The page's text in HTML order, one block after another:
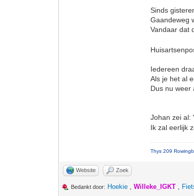
Sinds
Gaandeweg
Vandaar dat
Iedereen
Als je het al
Dus nu weer
Johan zei al:
Ik zal eerlijk
Thys 209
Website Zoek
Bedankt door: Hoekie ,Willeke_IGKT ,